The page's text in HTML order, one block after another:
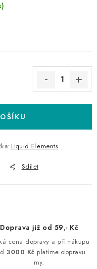
Liquid Elements
Sdílet
Doprava již od 59,- Kč
cena dopravy a při nákupu
3000 Kč platíme dopravu
my.